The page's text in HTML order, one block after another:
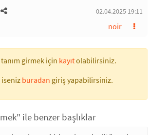
02.04.2025 19:11
noir
tanım girmek için kayıtolabilirsiniz.
isenizburadan giriş yapabilirsiniz.
ile benzer başlıklar